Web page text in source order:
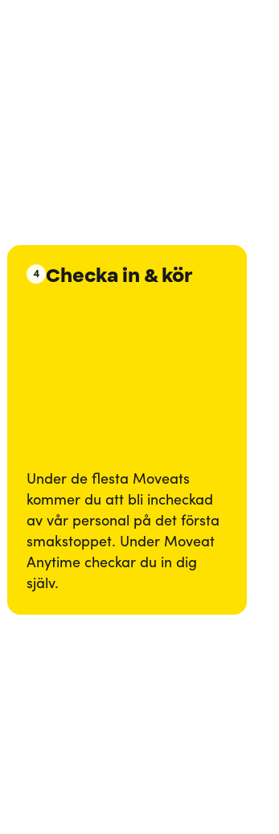
4 Checka in & kör
Under de flesta Moveats
kommer du att bli incheckad
av vår personal på det första
smakstoppet. Under Moveat
Anytime checkar du in dig
själv.